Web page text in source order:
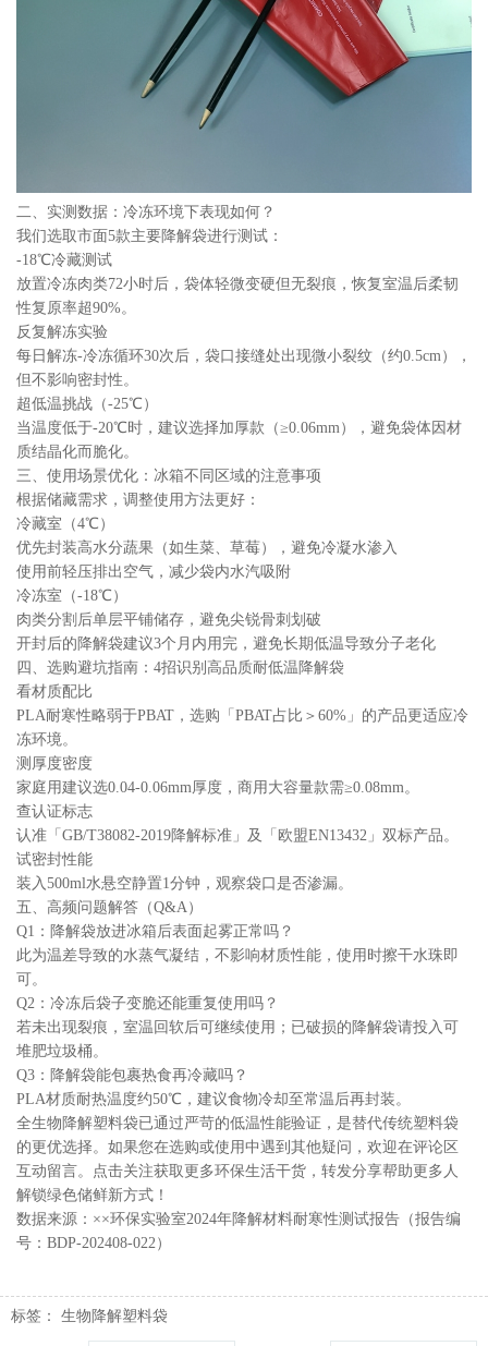
二、实测数据：冷冻环境下表现如何？
我们选取市面5款主要降解袋进行测试：
-18℃冷藏测试
放置冷冻肉类72小时后，袋体轻微变硬但无裂痕，恢复室温后柔韧
性复原率超90%。
反复解冻实验
每日解冻-冷冻循环30次后，袋口接缝处出现微小裂纹（约0.5cm），
但不影响密封性。
超低温挑战（-25℃）
当温度低于-20℃时，建议选择加厚款（≥0.06mm），避免袋体因材
质结晶化而脆化。
三、使用场景优化：冰箱不同区域的注意事项
根据储藏需求，调整使用方法更好：
冷藏室（4℃）
优先封装高水分蔬果（如生菜、草莓），避免冷凝水渗入
使用前轻压排出空气，减少袋内水汽吸附
冷冻室（-18℃）
肉类分割后单层平铺储存，避免尖锐骨刺划破
开封后的降解袋建议3个月内用完，避免长期低温导致分子老化
四、选购避坑指南：4招识别高品质耐低温降解袋
看材质配比
PLA耐寒性略弱于PBAT，选购「PBAT占比＞60%」的产品更适应冷
冻环境。
测厚度密度
家庭用建议选0.04-0.06mm厚度，商用大容量款需≥0.08mm。
查认证标志
认准「GB/T38082-2019降解标准」及「欧盟EN13432」双标产品。
试密封性能
装入500ml水悬空静置1分钟，观察袋口是否渗漏。
五、高频问题解答（Q&A）
Q1：降解袋放进冰箱后表面起雾正常吗？
此为温差导致的水蒸气凝结，不影响材质性能，使用时擦干水珠即
可。
Q2：冷冻后袋子变脆还能重复使用吗？
若未出现裂痕，室温回软后可继续使用；已破损的降解袋请投入可
堆肥垃圾桶。
Q3：降解袋能包裹热食再冷藏吗？
PLA材质耐热温度约50℃，建议食物冷却至常温后再封装。
全生物降解塑料袋已通过严苛的低温性能验证，是替代传统塑料袋
的更优选择。如果您在选购或使用中遇到其他疑问，欢迎在评论区
互动留言。点击关注获取更多环保生活干货，转发分享帮助更多人
解锁绿色储鲜新方式！
数据来源：××环保实验室2024年降解材料耐寒性测试报告（报告编
号：BDP-202408-022）
标签： 生物降解塑料袋